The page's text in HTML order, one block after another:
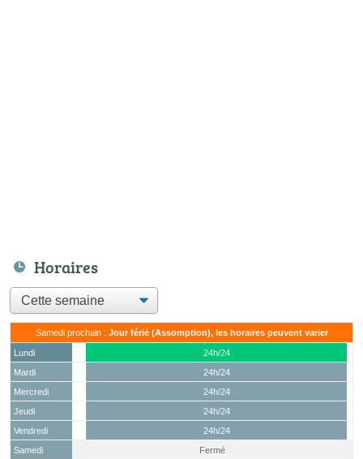
Horaires
Samedi prochain : Jour férié (Assomption), les horaires peuvent varier
Lundi
24h/24
Mardi
24h/24
Mercredi
24h/24
Jeudi
24h/24
Vendredi
24h/24
Samedi
Fermé